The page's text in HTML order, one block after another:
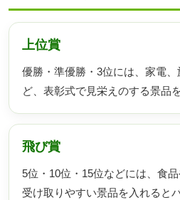
上位賞
優勝・準優勝・3位には、家電
ど、表彰式で見栄えのする景品
飛び賞
5位・10位・15位などには、食
受け取りやすい景品を入れると